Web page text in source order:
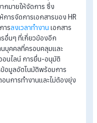
โนมัติ
ต้น 590 บาท/เดือน
ยเรื่องเอกสารได้